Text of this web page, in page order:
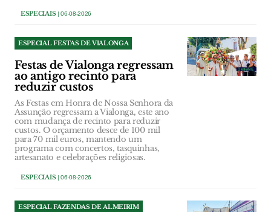
ESPECIAIS| 06-08-2026
ESPECIAL FESTAS DE VIALONGA
Festas de Vialonga regressam
ao antigo recinto para
reduzir custos
As Festas em Honra de Nossa Senhora da
Assunção regressam a Vialonga, este ano
com mudança de recinto para reduzir
custos. O orçamento desce de 100 mil
para 70 mil euros, mantendo um
programa com concertos, tasquinhas,
artesanato e celebrações religiosas.
ESPECIAIS| 06-08-2026
ESPECIAL FAZENDAS DE ALMEIRIM